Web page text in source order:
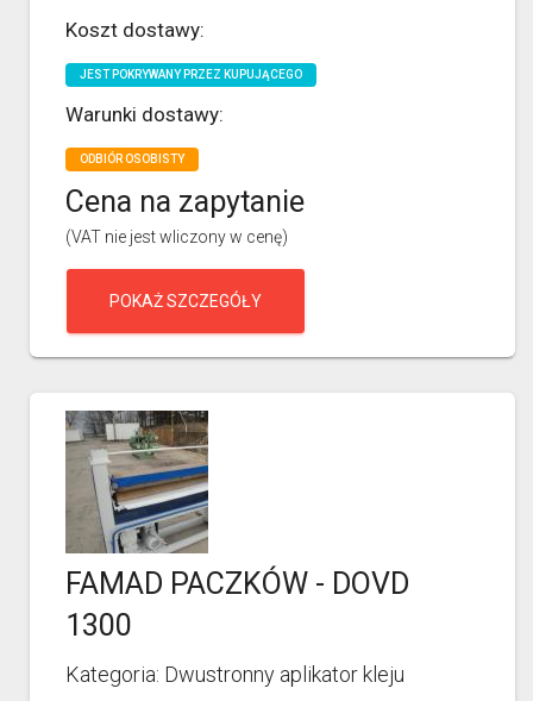
Koszt dostawy:
JEST POKRYWANY PRZEZ KUPUJĄCEGO
Warunki dostawy:
ODBIÓR OSOBISTY
Cena na zapytanie
(VAT nie jest wliczony w cenę)
POKAŻ SZCZEGÓŁY
FAMAD PACZKÓW - DOVD
1300
Kategoria: Dwustronny aplikator kleju